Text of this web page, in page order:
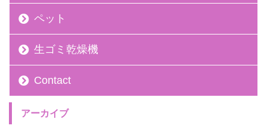
ペット
生ゴミ乾燥機
Contact
アーカイブ